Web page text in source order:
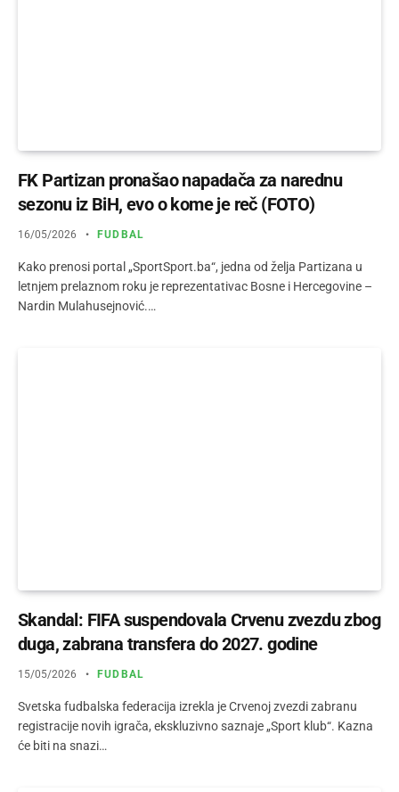
FK Partizan pronašao napadača za narednu
sezonu iz BiH, evo o kome je reč (FOTO)
16/05/2026 FUDBAL
Kako prenosi portal „SportSport.ba“, jedna od želja Partizana u
letnjem prelaznom roku je reprezentativac Bosne i Hercegovine –
Nardin Mulahusejnović.…
Skandal: FIFA suspendovala Crvenu zvezdu zbog
duga, zabrana transfera do 2027. godine
15/05/2026 FUDBAL
Svetska fudbalska federacija izrekla je Crvenoj zvezdi zabranu
registracije novih igrača, ekskluzivno saznaje „Sport klub“. Kazna
će biti na snazi…